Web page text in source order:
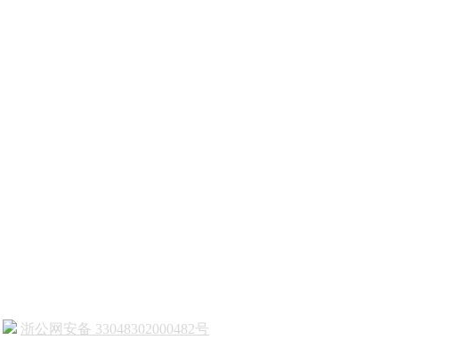
浙公网安备 33048302000482号